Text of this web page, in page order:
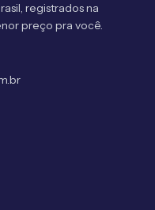
registrados na
preço pra você.